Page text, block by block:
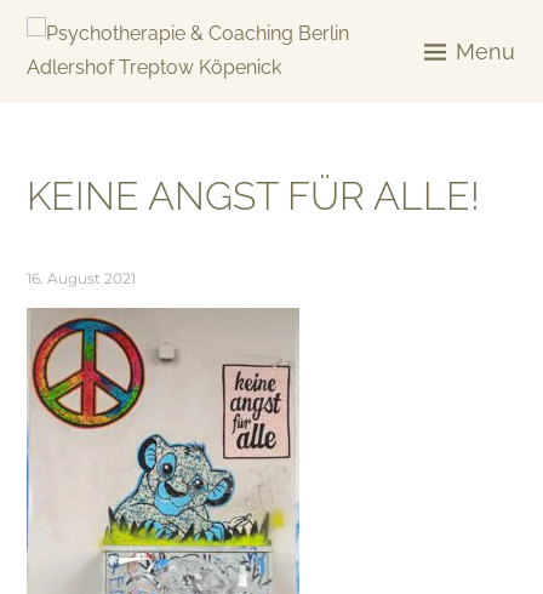
Skip
Menu
KEINE ANGST FÜR ALLE!
16. August 2021